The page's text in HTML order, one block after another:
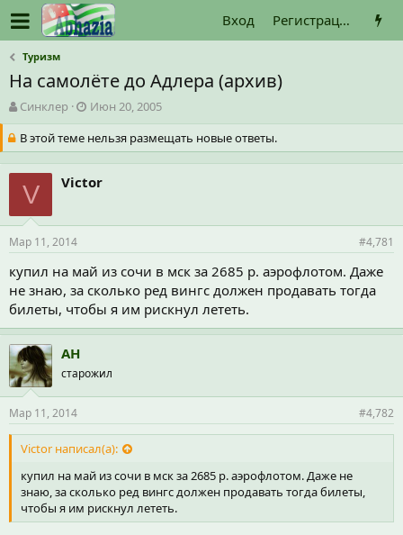
Вход Регистрация
Туризм
На самолёте до Адлера (архив)
А
в
т
о
р
т
м
Синклер
Д
а
т
а
а
а
Июн 20, 2005
В этой теме нельзя размещать новые ответы.
V Victor
Мар 11, 2014 #4,781
купил на май из сочи в мск за 2685 р. аэрофлотом. Даже
не знаю, за сколько ред вингс должен продавать тогда
билеты, чтобы я им рискнул лететь.
АН
старожил
Мар 11, 2014 #4,782
Victor написал(а):
купил на май из сочи в мск за 2685 р. аэрофлотом. Даже не
знаю, за сколько ред вингс должен продавать тогда билеты,
чтобы я им рискнул лететь.